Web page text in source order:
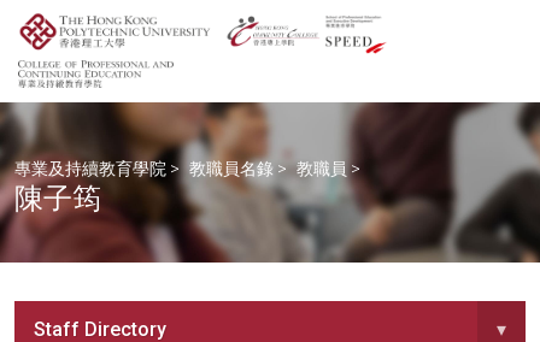
專業及持續教育學院 > 教職員名錄 > 教職員 >
陳子筠
Staff Directory ▾